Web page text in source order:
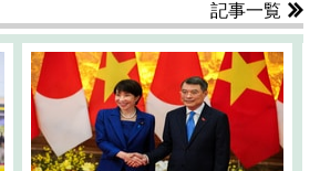
記事一覧